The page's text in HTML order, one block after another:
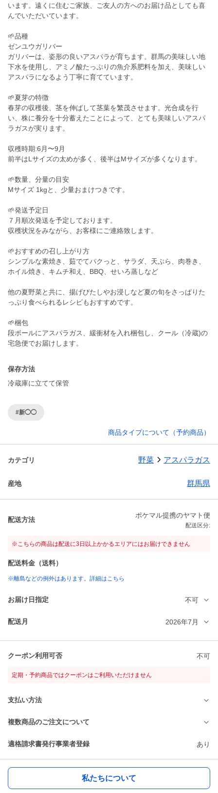
います。遠くに住むご家族、ご友人の方へのお届け品としても喜
んでいただいています。
🌱品種
ゼンユウガリバー
ガリバーは、姿形の良いアスパラが育ちます。群馬の美味しい地
下水を使用し、アミノ酸たっぷりの魚介系肥料を加え、美味しい
アスパラになるよう丁寧に育てています。
🌱夏芽の特徴
春芽の収穫後、茎を伸ばして茎葉を繁茂させます。光合成を行
い、株に養分を十分蓄えたことによって、とても美味しいアスパ
ラガスが実ります。
収穫時期:6月〜9月
前半はLサイズの太めが多く、後半はMサイズが多くなります。
🌱数量、分量の目安
Mサイズ 1kgと、少量おまけつきです。
🌱発送予定日
７月順次発送を予定しております。
収穫状況をみながら、お客様にご連絡致します。
🌱おすすめの召し上がり方
シンプルな素焼き、茹でてパクっと、サラダ、天ぷら、肉巻き、
ホイル焼き、キムチ和え、BBQ、せいろ蒸しなど
他の夏野菜と共に、揚げびたしやお浸しなど夏の旬をさっぱりた
っぷり食べられるレシピもおすすめです。
🌱梱包
段ボールにアスパラガス、緩衝材を入れ梱包し、クール（冷蔵)の
宅急便でお届けします。
保存方法
冷蔵庫に立てて保管
#新◯◯
商品タイプについて（予約商品）
カテゴリ 野菜 アスパラガス
産地 群馬県
配送方法
ポケマル提携のヤマト便
配送区分:
※こちらの商品は配送に3日以上かかるエリアにはお届けできません
配送料金（送料）
※離島などの例外はあります。詳細はこちら
お届け日指定 不可
配送月 2026年7月
クーポン利用可否 不可
定期・予約商品ではクーポンはご利用いただけません
支払い方法
複数商品のご注文について
適格請求書発行事業者登録 あり
私たちについて